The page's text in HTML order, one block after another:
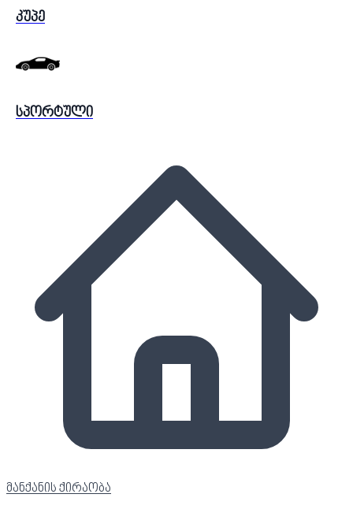
კუპე
სპორტული
მანქანის ქირაობა